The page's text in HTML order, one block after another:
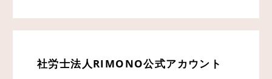
社労士法人RIMONO公式アカウント